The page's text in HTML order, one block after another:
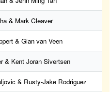
& Mark Cleaver
& Gian van Veen
& Kent Joran Sivertsen
& Rusty-Jake Rodriguez